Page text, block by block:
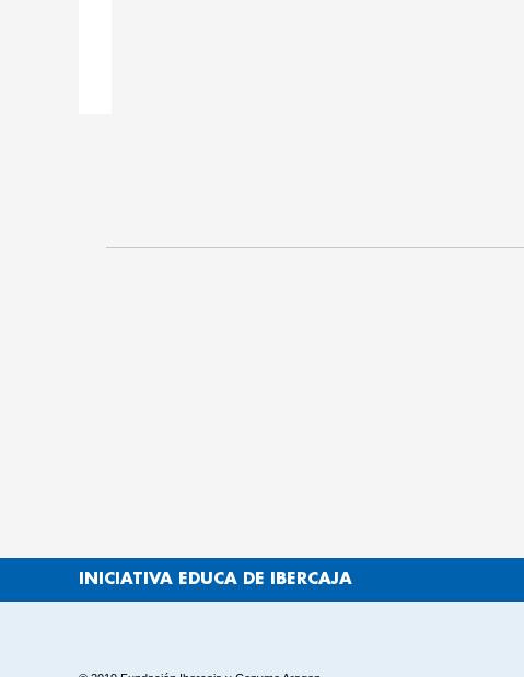
INICIATIVA EDUCA DE IBERCAJA